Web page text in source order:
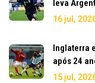
leva
16 jul,
Inglaterra
após 24
15 jul,